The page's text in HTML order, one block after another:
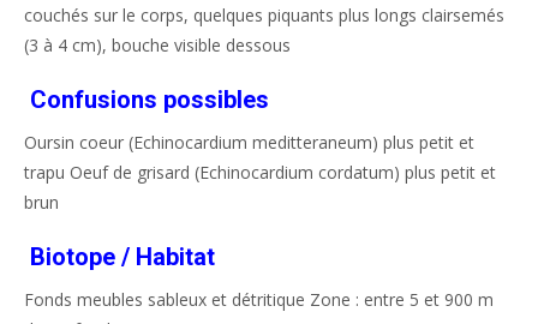
couchés sur le corps, quelques piquants plus longs clairsemés
(3 à 4 cm), bouche visible dessous
Confusions possibles
Oursin coeur (Echinocardium meditteraneum) plus petit et
trapu Oeuf de grisard (Echinocardium cordatum) plus petit et
brun
Biotope / Habitat
Fonds meubles sableux et détritique Zone : entre 5 et 900 m